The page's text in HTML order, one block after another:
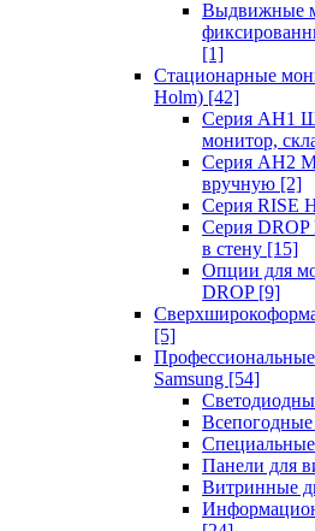
Выдвижные
[1]
Стационарные
Holm) [42]
Серия AH1
монитор,
Серия AH2
вручную [2]
Серия RISE
Серия DROP
в стену [15]
Опции для
DROP [9]
[5]
Samsung [54]
Всепогодные
Панели для
Витринные